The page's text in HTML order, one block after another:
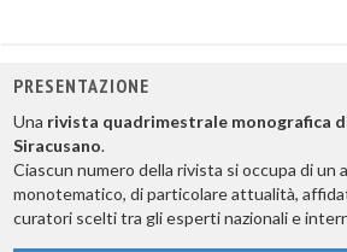
PRESENTAZIONE
Una rivista quadrimestrale monografica
Siracusano.
Ciascun numero della rivista si occupa di un
monotematico, di particolare attualità,
curatori scelti tra gli esperti nazionali e